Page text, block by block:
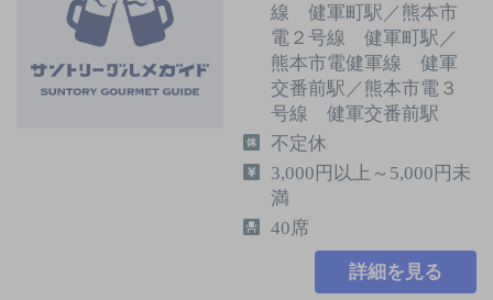
線 健軍町駅／熊本市
電２号線 健軍町駅／
熊本市電健軍線 健軍
交番前駅／熊本市電３
号線 健軍交番前駅
不定休
3,000円以上～5,000円未
満
40席
詳細を見る